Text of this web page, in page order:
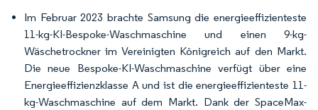
Im Februar 2023 brachte Samsung die energieeffizienteste
11-kg-KI-Bespoke-Waschmaschine und einen 9-kg-
Wäschetrockner im Vereinigten Königreich auf den Markt.
Die neue Bespoke-KI-Waschmaschine verfügt über eine
Energieeffizienzklasse A und ist die energieeffizienteste 11-
kg-Waschmaschine auf dem Markt. Dank der SpaceMax-